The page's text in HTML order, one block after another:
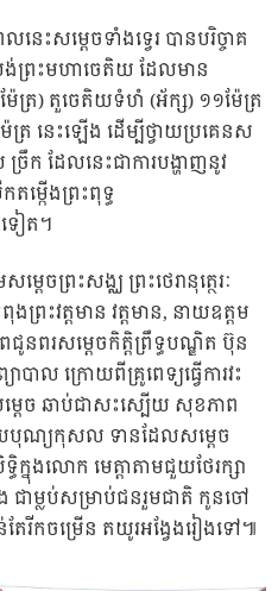
េះសម្តេចទាំងទ្វេរ បានបរិច្ចាគ
ព្រះមហាចេតិយ ដែលមាន
រ) តួចេតិយទំហំ (អ័ក្ស) ១១ម៉ែត្រ
នេះឡើង ដើម្បីថ្វាយប្រគេនស
រឹក ដែលនេះជាការបង្ហាញនូវ
ម្កើងព្រះពុទ្ធ
ទៀត។
េចព្រះសង្ឈ ព្រះថេរានុត្ថេរៈ
រះវត្តមាន វត្តមាន, នាយឧត្តម
ពរសម្ដេចកិត្តិព្រឹទ្ធបណ្ឌិត ប៊ុន
ាល ក្រោយពីគ្រូពេទ្យធ្វើការវះ
ច ឆាប់ជាសះស្បើយ សុខភាព
បុណ្យកុសល ទានដែលសម្តេច
ក្នុងលោក មេត្តាតាមជួយថែរក្សា
ជាម្លប់សម្រាប់ជនរួមជាតិ កូនចៅ
ែរីកចម្រើន តយូរអង្វែងរៀងទៅ៕